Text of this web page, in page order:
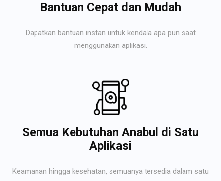
Bantuan Cepat dan Mudah
Dapatkan bantuan instan untuk kendala apa pun saat
menggunakan aplikasi.
Semua Kebutuhan Anabul di Satu
Aplikasi
Keamanan hingga kesehatan, semuanya tersedia dalam satu